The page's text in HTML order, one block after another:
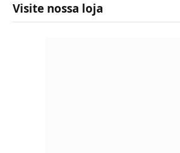
Visite nossa loja